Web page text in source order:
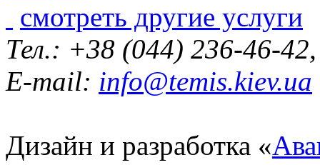
смотреть другие услуги
Тел.: +38 (044) 236-46-
E-mail: info@temis.kiev.ua
Дизайн и разработка «